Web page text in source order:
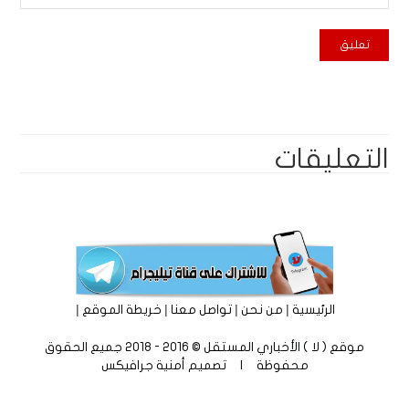
التعليقات
الرئيسية|من نحن|تواصل معنا|خريطة الموقع |
موقع ( لا ) الأخباري المستقل © 2016 - 2018 جميع الحقوق
محفوظة | تصميم أمنية جرافيكس